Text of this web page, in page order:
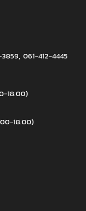
หม่
061-412-4445
18.00)
18.00)